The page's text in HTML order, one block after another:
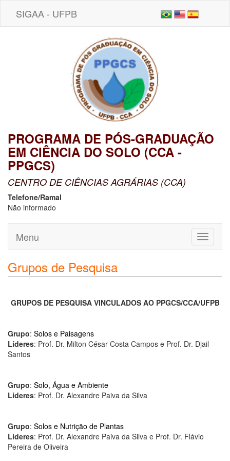
SIGAA - UFPB
PROGRAMA DE PÓS-GRADUAÇÃO
EM CIÊNCIA DO SOLO (CCA -
PPGCS)
CENTRO DE CIÊNCIAS AGRÁRIAS (CCA)
Telefone/Ramal
Não informado
Toggle
Menu
Grupos de Pesquisa
GRUPOS DE PESQUISA VINCULADOS AO PPGCS/CCA/UFPB
Grupo: Solos e Paisagens
Líderes: Prof. Dr. Milton César Costa Campos e Prof. Dr. Djail
Santos
Grupo: Solo, Água e Ambiente
Líderes: Prof. Dr. Alexandre Paiva da Silva
Grupo: Solos e Nutrição de Plantas
Líderes: Prof. Dr. Alexandre Paiva da Silva e Prof. Dr. Flávio
Pereira de Oliveira